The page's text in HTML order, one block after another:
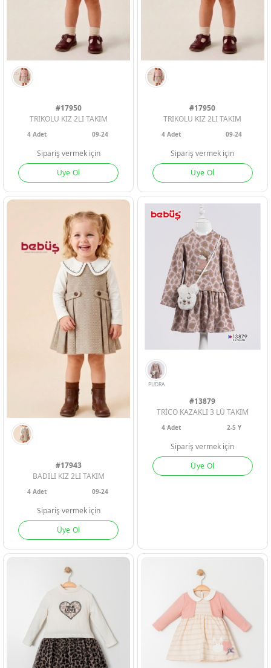
Geri Bildirim
İletişim
Şifremi
Müşteri
Üye Ol
Giriş Yap
#17950
TRIKOLU KIZ 2LI TAKIM
4Adet 09-24
Sipariş vermek için
Üye Ol
#17950
TRIKOLU KIZ 2LI TAKIM
4 Adet 09-24
Sipariş vermek için
Üye Ol
#17943
BADILI KIZ 2LI TAKIM
4Adet 09-24
Sipariş vermek için
Üye Ol
#13879
TRİCO KAZAKLI 3 LÜ TAKIM
4 Adet 2-5 Y
Sipariş vermek için
Üye Ol